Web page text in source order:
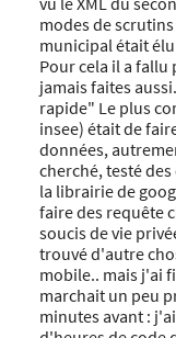
modes de
municipal était
Pour cela il a fallu
jamais faites
rapide" Le plus
insee) était de
données,
cherché, testé
la librairie de
faire des requête
soucis de vie
trouvé d'autre
mobile.. mais j'ai
marchait un peu
minutes avant :